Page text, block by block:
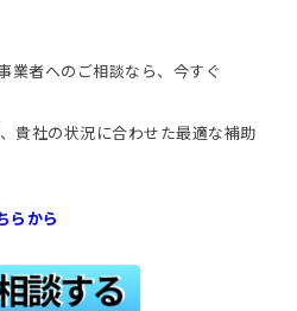
業者へのご相談なら、今すぐ
貴社の状況に合わせた最適な補助
らから